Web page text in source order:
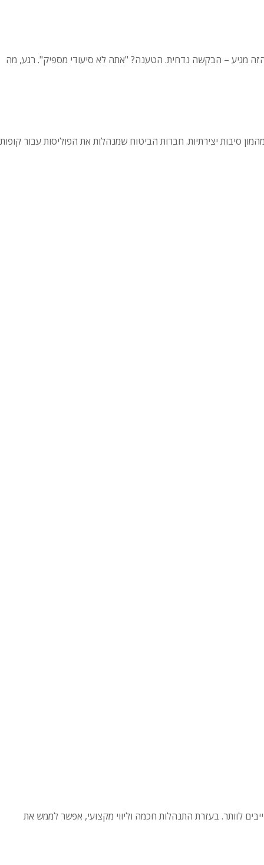
הזה מגיע – הבקשה נדחית. הטענה? "אתה לא סיעודי מספיק". רגע, מה
סיבות יצירתיות. חברות הביטוח שמנהלות את הפוליסות עבור קופות
לוותר. בעזרת התנהלות חכמה וליווי מקצועי, אפשר לממש את